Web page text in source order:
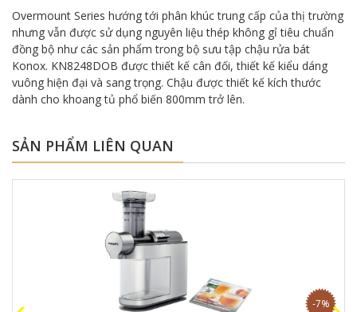
Overmount Series hướng tới phân khúc trung cấp của thị trường
nhưng vẫn được sử dụng nguyên liệu thép không gỉ tiêu chuẩn
đồng bộ như các sản phẩm trong bộ sưu tập chậu rửa bát
Konox. KN8248DOB được thiết kế cân đối, thiết kế kiểu dáng
vuông hiện đại và sang trọng. Chậu được thiết kế kích thước
dành cho khoang tủ phổ biến 800mm trở lên.
SẢN PHẨM LIÊN QUAN
-7%